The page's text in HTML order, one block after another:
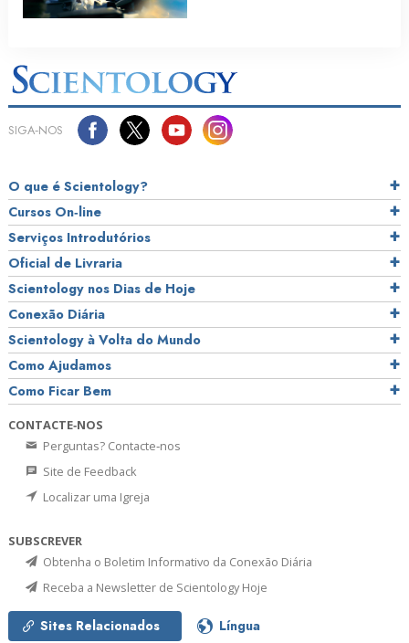
SIGA‑NOS
O que é Scientology?
Cursos On‑line
Serviços Introdutórios
Oficial de Livraria
Scientology nos Dias de Hoje
Conexão Diária
Scientology à Volta do Mundo
Como Ajudamos
Como Ficar Bem
CONTACTE‑NOS
Perguntas? Contacte‑nos
Site de Feedback
Localizar uma Igreja
SUBSCREVER
Obtenha o Boletim Informativo da Conexão Diária
Receba a Newsletter de Scientology Hoje
Sites Relacionados Língua